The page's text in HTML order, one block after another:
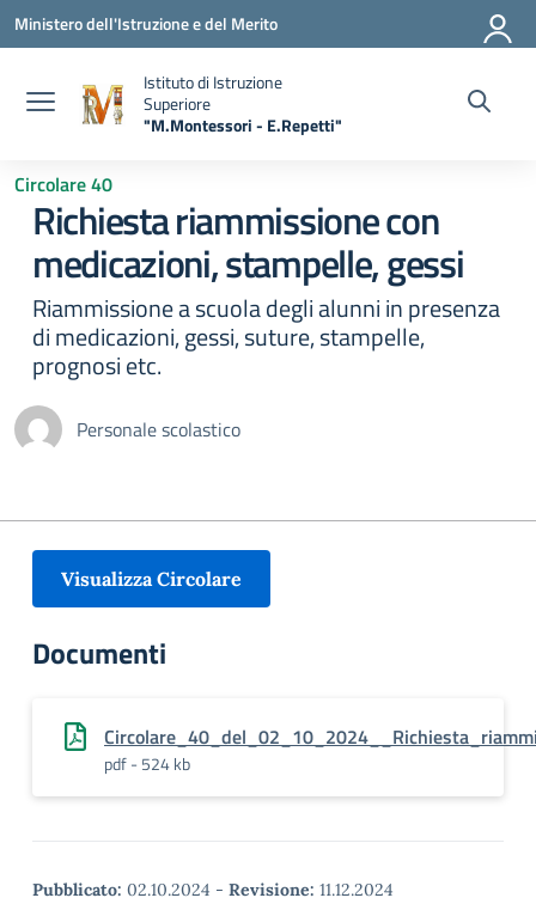
Vai ai contenuti
Vai al menu di navigazione
Vai al footer
Ministero dell'Istruzione e del Merito
Istituto di Istruzione
Superiore
"M.Montessori - E.Repetti"
Circolare 40
Richiesta riammissione con
medicazioni, stampelle, gessi
Riammissione a scuola degli alunni in presenza
di medicazioni, gessi, suture, stampelle,
prognosi etc.
Personale scolastico
Visualizza Circolare
Documenti
pdf - 524 kb
Pubblicato: 02.10.2024 - Revisione: 11.12.2024